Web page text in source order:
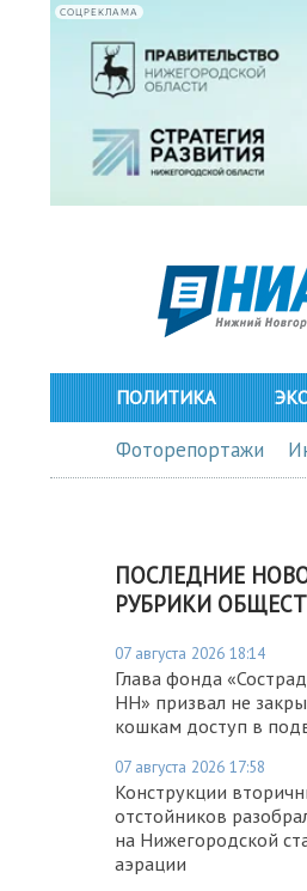
СОЦРЕКЛАМА
ПОЛИТИКА
Фоторепортажи
ПОСЛЕДНИЕ
РУБРИКИ
07 августа 2026 18:14
Глава фонда
НН» призвал не
кошкам доступ в
07 августа 2026 17:58
Конструкции
отстойников
на Нижегородской
аэрации